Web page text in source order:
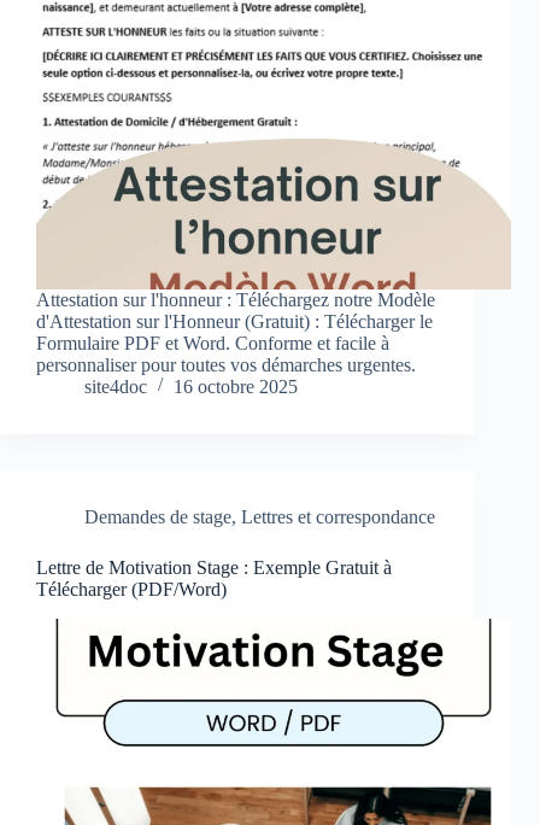
Attestation sur l'honneur : Téléchargez notre Modèle
d'Attestation sur l'Honneur (Gratuit) : Télécharger le
Formulaire PDF et Word. Conforme et facile à
personnaliser pour toutes vos démarches urgentes.
site4doc
16 octobre 2025
Demandes de stage, Lettres et correspondance
Lettre de Motivation Stage : Exemple Gratuit à
Télécharger (PDF/Word)